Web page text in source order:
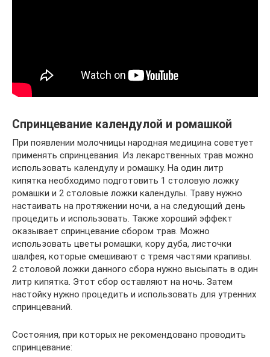
Спринцевание календулой и ромашкой
При появлении молочницы народная медицина советует
применять спринцевания. Из лекарственных трав можно
использовать календулу и ромашку. На один литр
кипятка необходимо подготовить 1 столовую ложку
ромашки и 2 столовые ложки календулы. Траву нужно
настаивать на протяжении ночи, а на следующий день
процедить и использовать. Также хороший эффект
оказывает спринцевание сбором трав. Можно
использовать цветы ромашки, кору дуба, листочки
шалфея, которые смешивают с тремя частями крапивы.
2 столовой ложки данного сбора нужно высыпать в один
литр кипятка. Этот сбор оставляют на ночь. Затем
настойку нужно процедить и использовать для утренних
спринцеваний.
Состояния, при которых не рекомендовано проводить
спринцевание: